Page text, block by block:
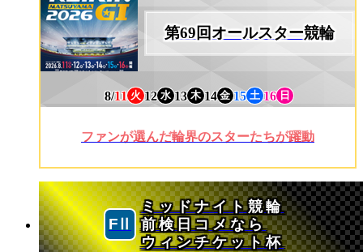
第69回オールスター競輪
8/11 火 12 水 13 木 14 金 15 土 16 日
ファンが選んだ輪界のスターたちが躍動
ミッドナイト競輪
前検日コメなら
ウィンチケット杯